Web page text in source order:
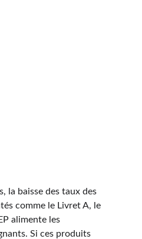
la baisse des taux des
comme le Livret A, le
alimente les
Si ces produits